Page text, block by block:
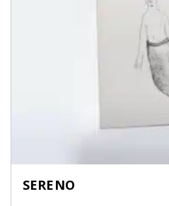
SERENO